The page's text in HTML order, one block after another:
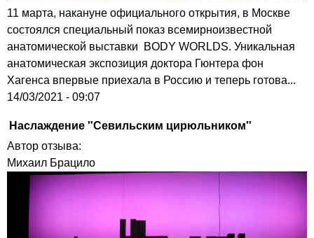
11 марта, накануне официального открытия, в Москве
состоялся специальный показ всемирноизвестной
анатомической выставки BODY WORLDS. Уникальная
анатомическая экспозиция доктора Гюнтера фон
Хагенса впервые приехала в Россию и теперь готова...
14/03/2021 - 09:07
Наслаждение "Севильским цирюльником"
Автор отзыва:
Михаил Брацило